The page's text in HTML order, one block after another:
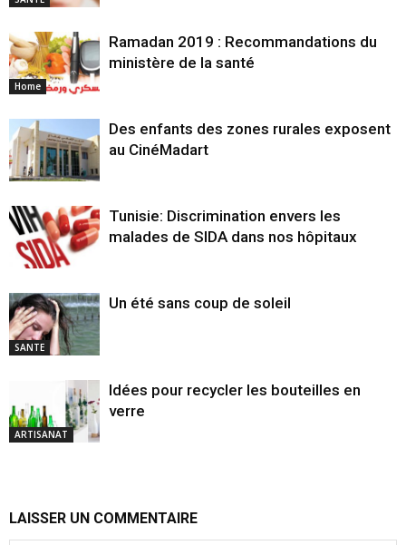
Home
Ramadan 2019 : Recommandations du
ministère de la santé
Des enfants des zones rurales exposent
au CinéMadart
Tunisie: Discrimination envers les
malades de SIDA dans nos hôpitaux
SANTE
Un été sans coup de soleil
ARTISANAT
Idées pour recycler les bouteilles en
verre
LAISSER UN COMMENTAIRE